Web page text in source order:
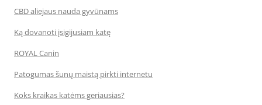
CBD aliejaus nauda gyvūnams
Ką dovanoti įsigijusiam katę
ROYAL Canin
Patogumas šunų maistą pirkti internetu
Koks kraikas katėms geriausias?